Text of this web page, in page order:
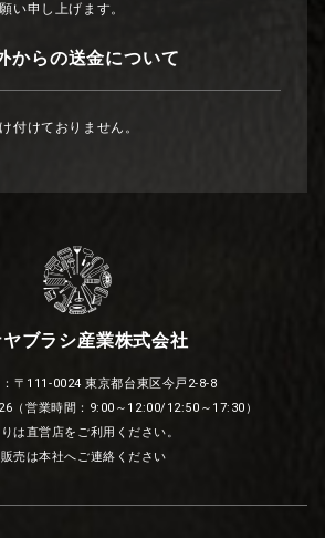
い申し上げます。
からの送金について
付けておりません。
ブラシ産業株式会社
〒111-0024 東京都台東区今戸2-8-8
（営業時間：9:00～12:00/12:50～17:30）
は直営店をご利用ください。
売は本社へご連絡ください